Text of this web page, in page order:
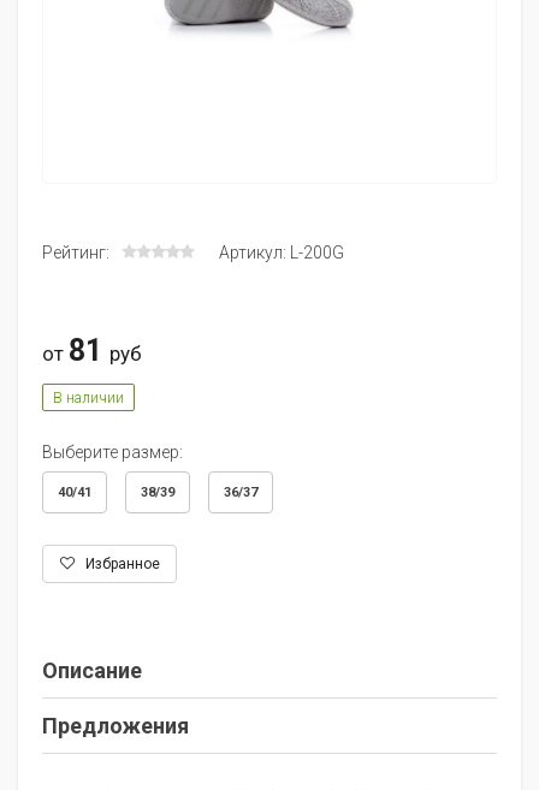
Рейтинг: Артикул: L-200G
от 81 руб
В наличии
Выберите размер:
40/41 38/39 36/37
Избранное
Описание
Предложения